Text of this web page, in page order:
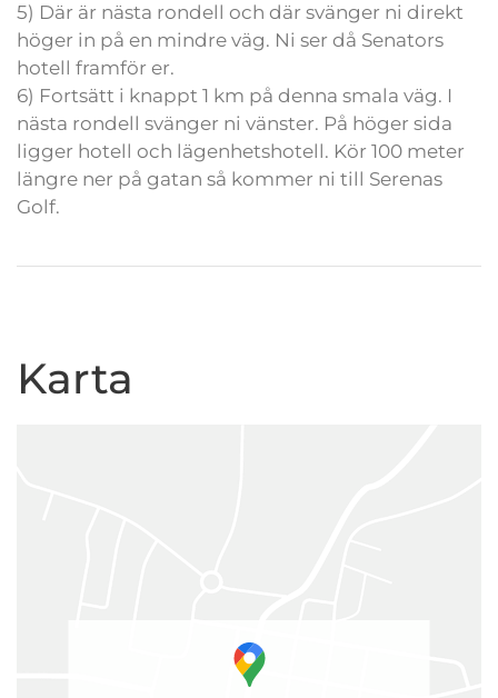
5) Där är nästa rondell och där svänger ni direkt
höger in på en mindre väg. Ni ser då Senators
hotell framför er.
6) Fortsätt i knappt 1 km på denna smala väg. I
nästa rondell svänger ni vänster. På höger sida
ligger hotell och lägenhetshotell. Kör 100 meter
längre ner på gatan så kommer ni till Serenas
Golf.
Karta